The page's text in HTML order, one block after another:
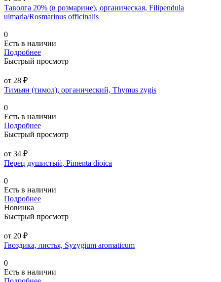
Таволга 20% (в розмарине), органическая, Filipendula
ulmaria/Rosmarinus officinalis
0
Есть в наличии
Подробнее
Быстрый просмотр
от 28 ₽
Тимьян (тимол), органический, Thymus zygis
0
Есть в наличии
Подробнее
Быстрый просмотр
от 34 ₽
Перец душистый, Pimenta dioica
0
Есть в наличии
Подробнее
Новинка
Быстрый просмотр
от 20 ₽
Гвоздика, листья, Syzygium aromaticum
0
Есть в наличии